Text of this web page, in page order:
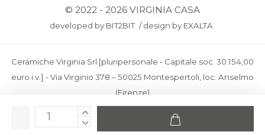
© 2022 - 2026 VIRGINIA CASA
developed by BIT2BIT /design by EXALTA
Ceramiche Virginia Srl [pluripersonale - Capitale soc. 30.154,00
euro i.v.] - Via Virginio 378 – 50025 Montespertoli, loc. Anselmo
(Firenze)
C.F. e P.IVA: IT00436100481 - REA: FI-227733 - PEC:
ceramichevirginia@pec.it